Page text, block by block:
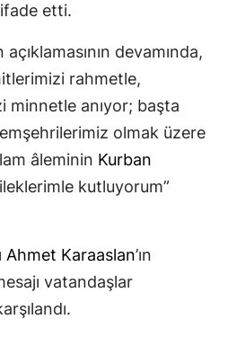
ifade etti.
devamında,
rahmetle,
minnetle anıyor; başta
olmak üzere
âleminin Kurban
kutluyorum”
Ahmet Karaaslan’ın
vatandaşlar